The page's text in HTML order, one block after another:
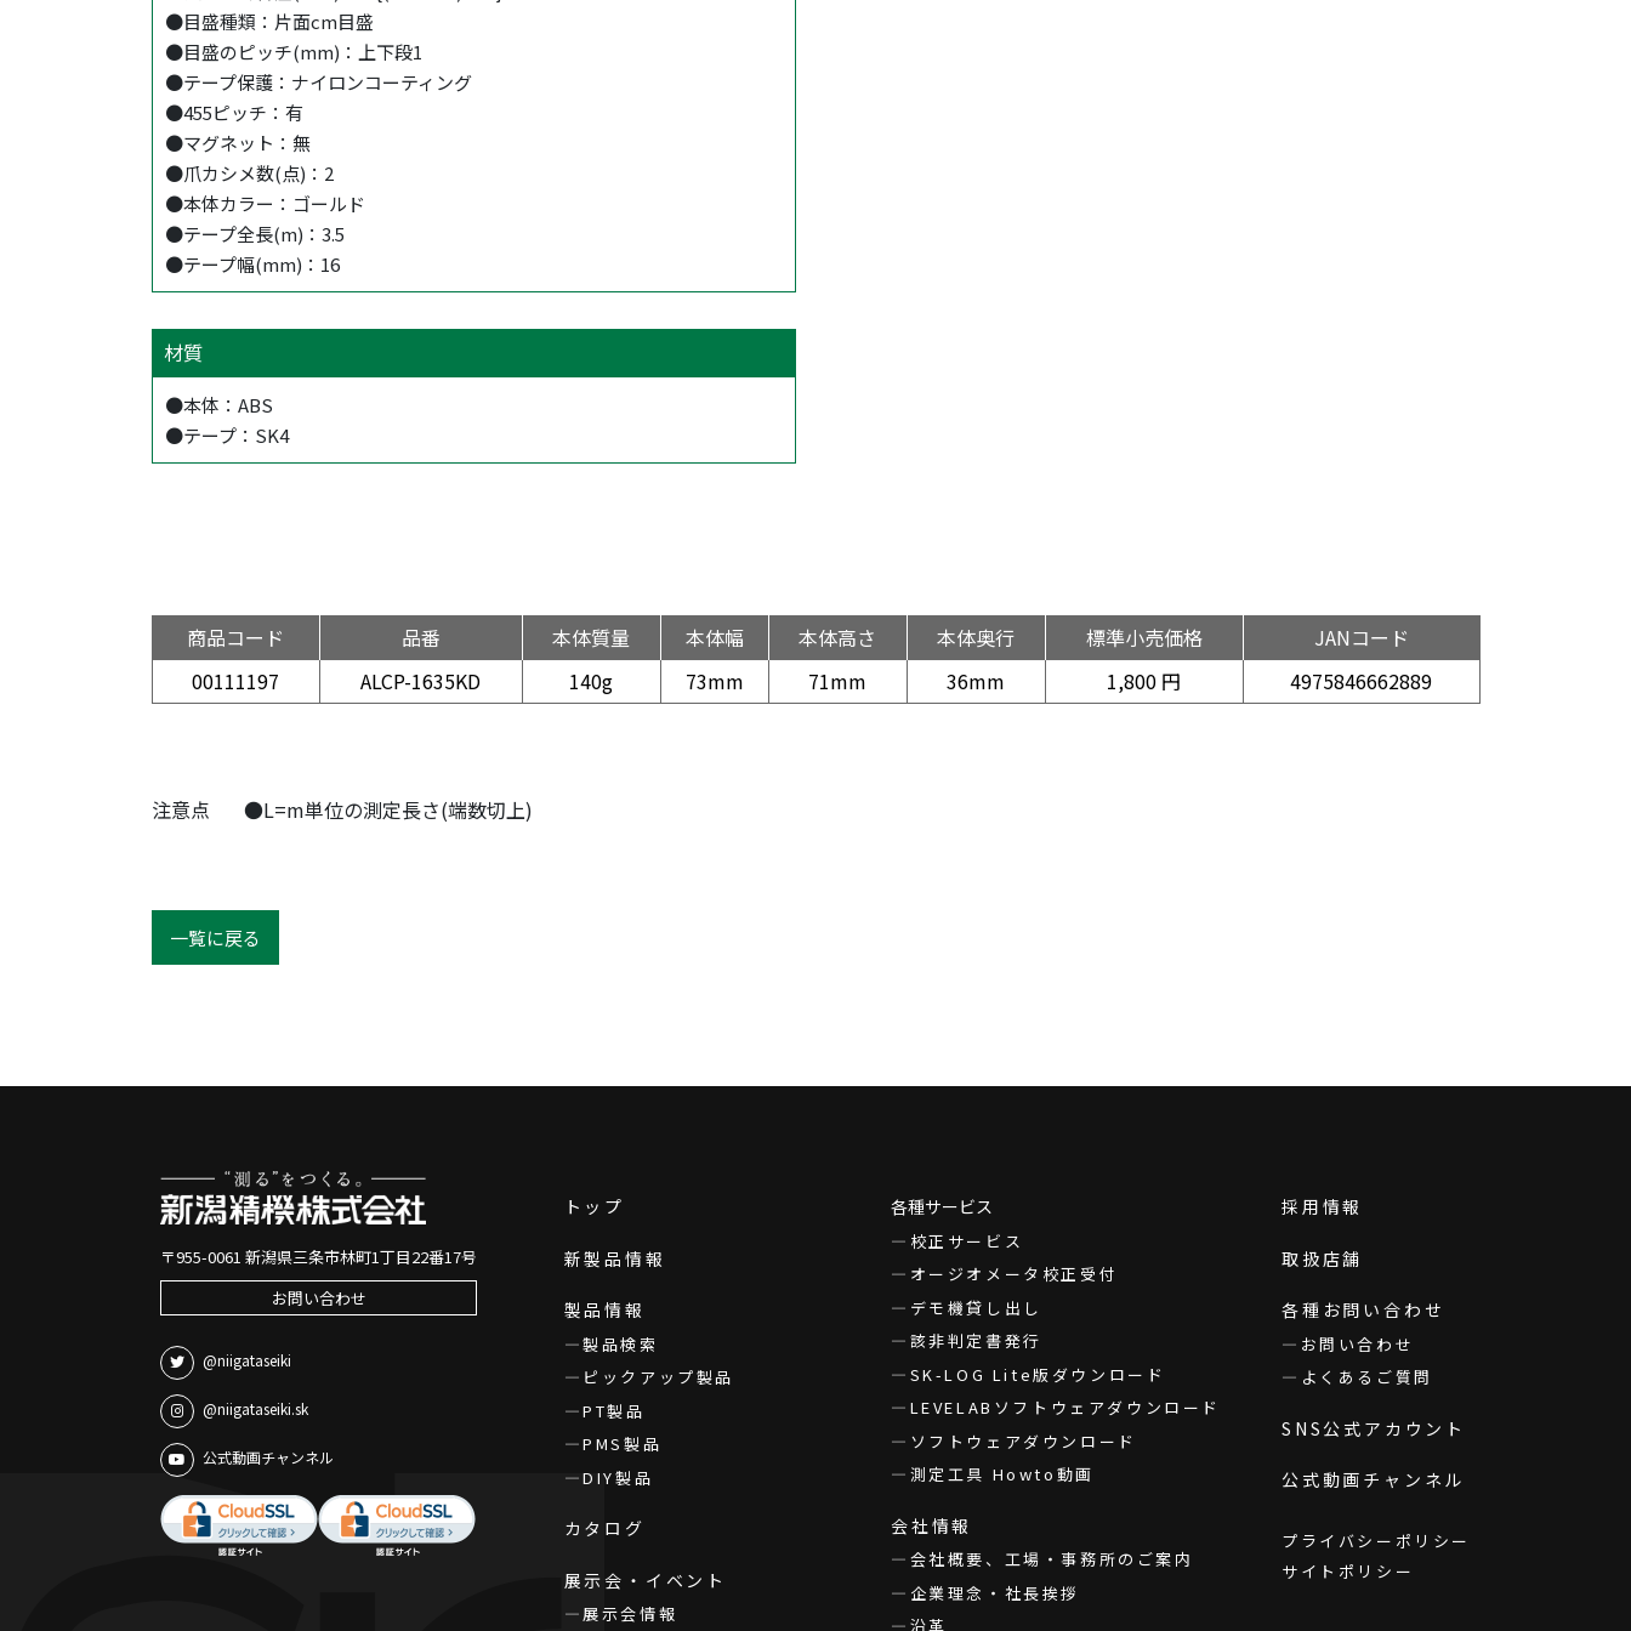
●目盛種類：片面cm目盛
●目盛のピッチ(mm)：上下段1
●テープ保護：ナイロンコーティング
●455ピッチ：有
●マグネット：無
●爪カシメ数(点)：2
●本体カラー：ゴールド
●テープ全長(m)：3.5
●テープ幅(mm)：16
材質
●本体：ABS
●テープ：SK4
商品コード 品番 本体質量 本体幅 本体高さ 本体奥行 標準小売価格
JANコード
00111197
ALCP-1635KD 140g 73mm 71mm 36mm 1,800 円 4975846662889
注意点 ●L=m単位の測定長さ(端数切上)
一覧に戻る
〒955-0061 新潟県三条市林町1丁目22番17号
お問い合わせ
@niigataseiki
@niigataseiki.sk
公式動画チャンネル
トップ
新製品情報
製品情報
製品検索
ピックアップ製品
PT製品
PMS製品
DIY製品
カタログ
展示会・イベント
展示会情報
各種サービス
校正サービス
オージオメータ校正受付
デモ機貸し出し
該非判定書発行
SK-LOG Lite版ダウンロード
LEVELABソフトウェアダウンロード
ソフトウェアダウンロード
測定工具 Howto動画
会社情報
会社概要、工場・事務所のご案内
企業理念・社長挨拶
沿革
採用情報
取扱店舗
各種お問い合わせ
お問い合わせ
よくあるご質問
SNS公式アカウント
公式動画チャンネル
プライバシーポリシー
サイトポリシー